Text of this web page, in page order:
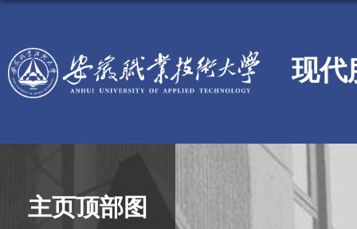
现代
主页顶部图